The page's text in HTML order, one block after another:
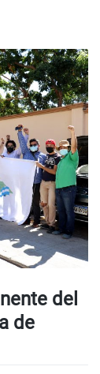
del
de